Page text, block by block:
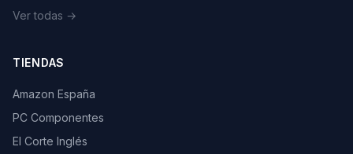
Ver todas →
TIENDAS
Amazon España
PC Componentes
El Corte Inglés